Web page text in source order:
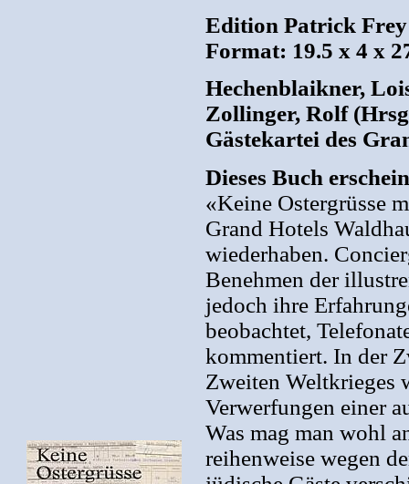
Edition Patrick Frey
Format: 19.5 x 4 x
Hechenblaikner,
Zollinger, Rolf
Gästekartei des
Dieses Buch
«Keine Ostergrüsse
Grand Hotels
wiederhaben.
Benehmen der
jedoch ihre
beobachtet,
kommentiert. In der
Zweiten Weltkrieges
Verwerfungen einer
Was mag man wohl
reihenweise wegen